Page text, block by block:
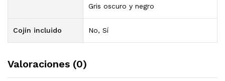
Gris oscuro y negro
Cojín incluido No, Sí
Valoraciones (0)